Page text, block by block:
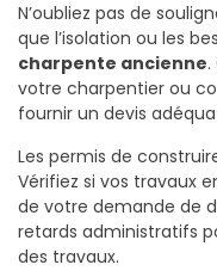
N’oubliez pas de
que l’isolation ou les
charpente ancienne
votre charpentier ou
fournir un devis
Les permis de
Vérifiez si vos travaux
de votre demande de
retards administratifs
des travaux.